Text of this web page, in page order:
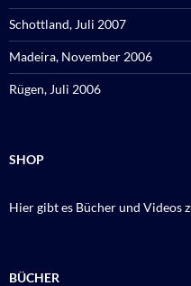
Schottland, Juli 2007
Madeira, November 2006
Rügen, Juli 2006
SHOP
Hier gibt es Bücher und Videos
BÜCHER